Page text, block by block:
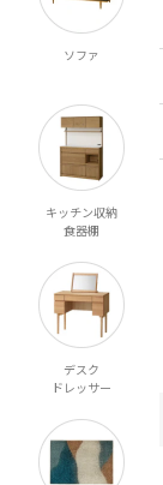
ソファ
キッチン収納
食器棚
デスク
ドレッサー